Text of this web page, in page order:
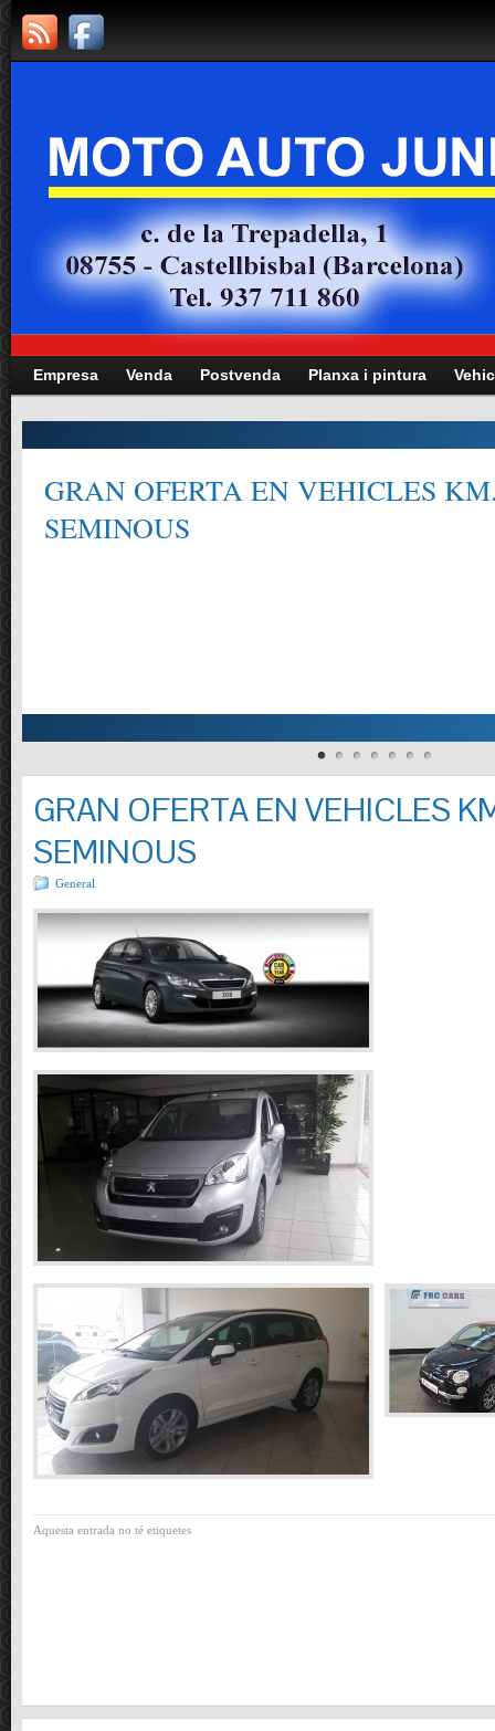
Empresa Venda Postvenda Planxa i pintura
GRAN OFERTA EN VEHICLES
SEMINOUS
GRAN OFERTA EN VEHICLES
SEMINOUS
General
Aquesta entrada no té etiquetes